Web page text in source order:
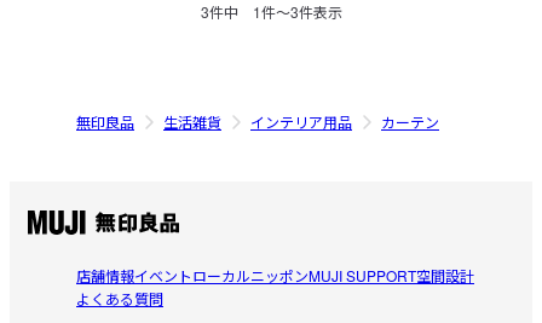
3件中 1件〜3件表示
無印良品 生活雑貨 インテリア用品 カーテン
店舗情報イベントローカルニッポンMUJI SUPPORT空間設計
よくある質問